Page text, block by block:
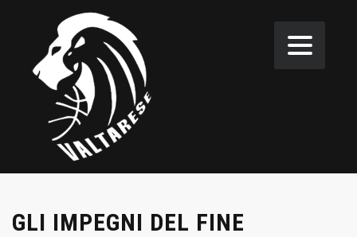
GLI IMPEGNI DEL FINE